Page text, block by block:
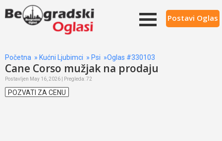
Postavi Oglas
Početna » Kućni Ljubimci » Psi »Oglas #330103
Cane Corso mužjak na prodaju
Postavljen May 16, 2026 | Pregleda: 72
POZVATI ZA CENU